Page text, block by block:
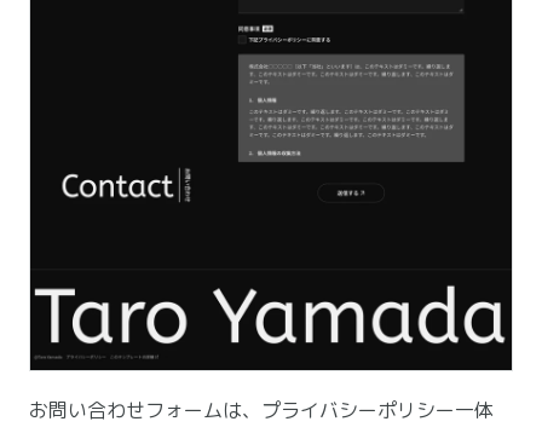
お問い合わせフォームは、プライバシーポリシー一体